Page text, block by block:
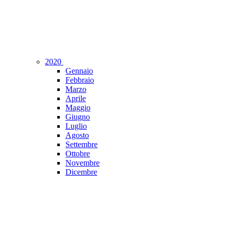
2020
Gennaio
Febbraio
Marzo
Aprile
Maggio
Giugno
Luglio
Agosto
Settembre
Ottobre
Novembre
Dicembre